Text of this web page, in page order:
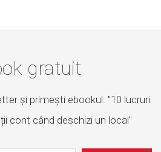
gratuit
și primești ebookul: "10 lucruri
cont când deschizi un local"